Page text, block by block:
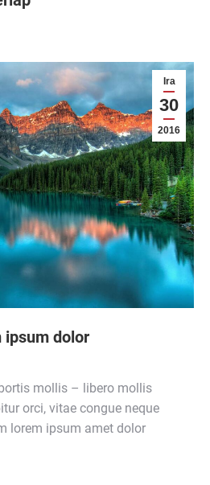
Ira
30
2016
ipsum dolor
mollis – libero mollis
orci, vitae congue neque
lorem ipsum amet dolor